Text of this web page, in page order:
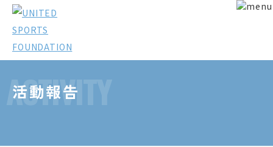
ACTIVITY
活動報告